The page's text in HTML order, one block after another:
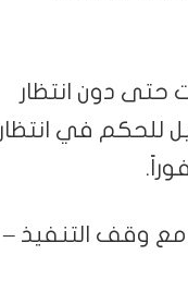
حتى دون انتظار
للحكم في انتظار
مع وقف التنفيذ –